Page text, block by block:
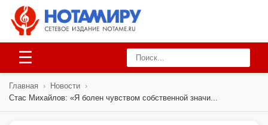
☰
Главная › Новости ›
Стас Михайлов: «Я болен чувством собственной значи...